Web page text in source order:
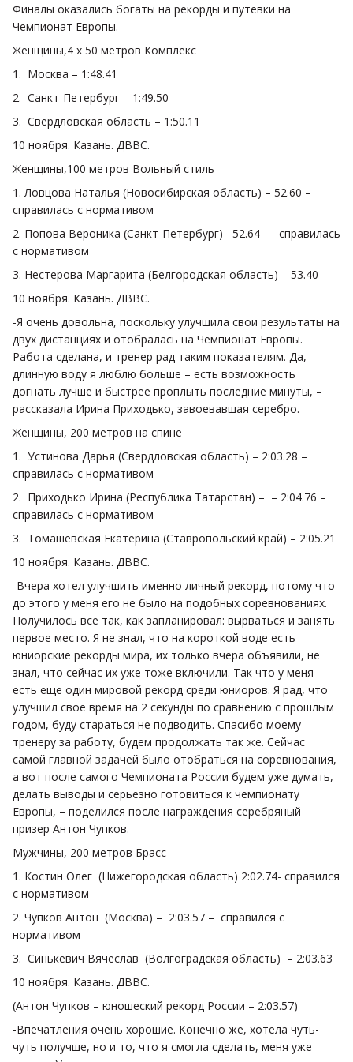
Финалы оказались богаты на рекорды и путевки на
Чемпионат Европы.
Женщины,4 х 50 метров Комплекс
1. Москва – 1:48.41
2. Санкт-Петербург – 1:49.50
3. Свердловская область – 1:50.11
10 ноября. Казань. ДВВС.
Женщины,100 метров Вольный стиль
1. Ловцова Наталья (Новосибирская область) – 52.60 –
справилась с нормативом
2. Попова Вероника (Санкт-Петербург) –52.64 – справилась
с нормативом
3. Нестерова Маргарита (Белгородская область) – 53.40
10 ноября. Казань. ДВВС.
-Я очень довольна, поскольку улучшила свои результаты на
двух дистанциях и отобралась на Чемпионат Европы.
Работа сделана, и тренер рад таким показателям. Да,
длинную воду я люблю больше – есть возможность
догнать лучше и быстрее проплыть последние минуты, –
рассказала Ирина Приходько, завоевавшая серебро.
Женщины, 200 метров на спине
1. Устинова Дарья (Свердловская область) – 2:03.28 –
справилась с нормативом
2. Приходько Ирина (Республика Татарстан) – – 2:04.76 –
справилась с нормативом
3. Томашевская Екатерина (Ставропольский край) – 2:05.21
10 ноября. Казань. ДВВС.
-Вчера хотел улучшить именно личный рекорд, потому что
до этого у меня его не было на подобных соревнованиях.
Получилось все так, как запланировал: вырваться и занять
первое место. Я не знал, что на короткой воде есть
юниорские рекорды мира, их только вчера объявили, не
знал, что сейчас их уже тоже включили. Так что у меня
есть еще один мировой рекорд среди юниоров. Я рад, что
улучшил свое время на 2 секунды по сравнению с прошлым
годом, буду стараться не подводить. Спасибо моему
тренеру за работу, будем продолжать так же. Сейчас
самой главной задачей было отобраться на соревнования,
а вот после самого Чемпионата России будем уже думать,
делать выводы и серьезно готовиться к чемпионату
Европы, – поделился после награждения серебряный
призер Антон Чупков.
Мужчины, 200 метров Брасс
1. Костин Олег (Нижегородская область) 2:02.74- справился
с нормативом
2. Чупков Антон (Москва) – 2:03.57 – справился с
нормативом
3. Синькевич Вячеслав (Волгоградская область) – 2:03.63
10 ноября. Казань. ДВВС.
(Антон Чупков – юношеский рекорд России – 2:03.57)
-Впечатления очень хорошие. Конечно же, хотела чуть-
чуть получше, но и то, что я смогла сделать, меня уже